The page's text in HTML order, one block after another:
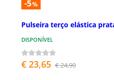
-5%
Pulseira terço elástica
DISPONÍVEL
€ 23,65 € 24,90